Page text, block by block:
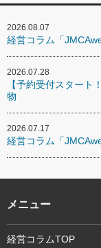
2026.08.07
経営コラム「
2026.07.28
【予約受付スター
物
2026.07.17
経営コラム「
メニュー
経営コラムTOP